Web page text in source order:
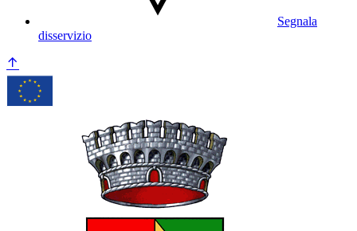
Segnala
disservizio